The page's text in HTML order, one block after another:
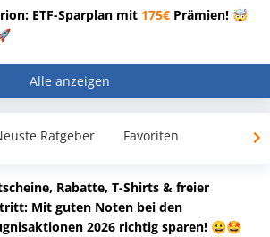
ETF-Sparplan mit 175€ Prämien! 🤯
Alle anzeigen
Ratgeber Favoriten
Rabatte, T-Shirts & freier
Mit guten Noten bei den
2026 richtig sparen! 😀🤩